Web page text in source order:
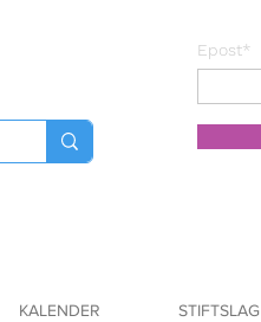
Epost*
KALENDER STIFTSLAG